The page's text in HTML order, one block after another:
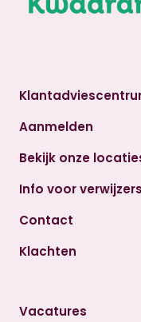
Aanmelden
Bekijk onze
Info voor verwijzers
Contact
Klachten
Vacatures